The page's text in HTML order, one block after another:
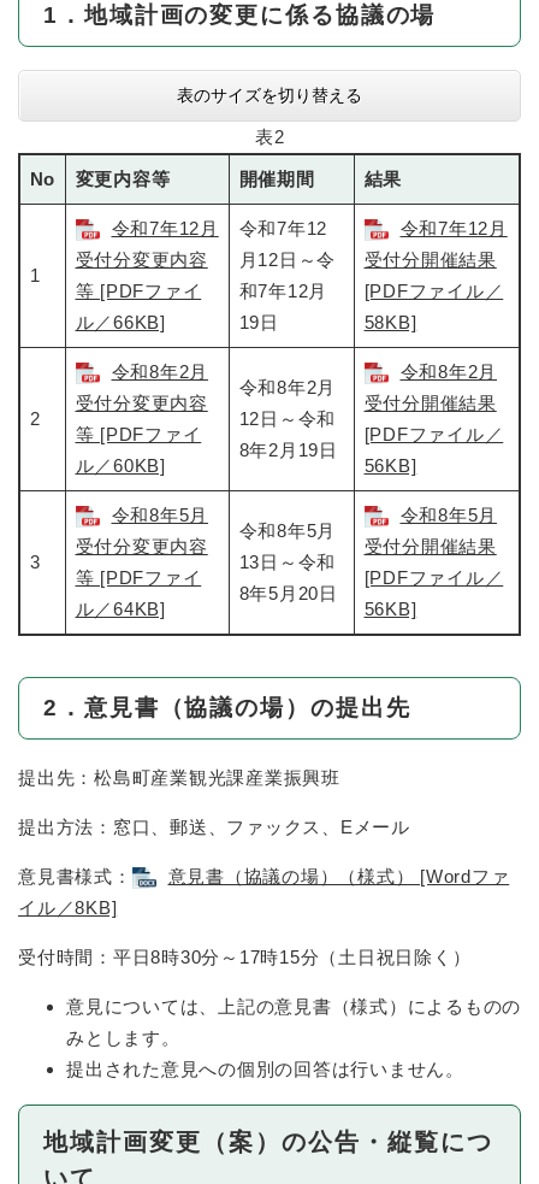
1．地域計画の変更に係る協議の場
表のサイズを切り替える
表2
No 変更内容等 開催期間 結果
1
令和7年12月
受付分変更内容
等 [PDFファイ
ル／66KB]
令和7年12
月12日～令
和7年12月
19日
令和7年12月
受付分開催結果
[PDFファイル／
58KB]
2
令和8年2月
受付分変更内容
等 [PDFファイ
ル／60KB]
令和8年2月
12日～令和
8年2月19日
令和8年2月
受付分開催結果
[PDFファイル／
56KB]
3
令和8年5月
受付分変更内容
等 [PDFファイ
ル／64KB]
令和8年5月
13日～令和
8年5月20日
令和8年5月
受付分開催結果
[PDFファイル／
56KB]
2．意見書（協議の場）の提出先
提出先：松島町産業観光課産業振興班
提出方法：窓口、郵送、ファックス、Eメール
意見書様式：
意見書（協議の場）（様式） [Wordファ
イル／8KB]
受付時間：平日8時30分～17時15分（土日祝日除く）
意見については、上記の意見書（様式）によるものの
みとします。
提出された意見への個別の回答は行いません。
地域計画変更（案）の公告・縦覧につ
いて